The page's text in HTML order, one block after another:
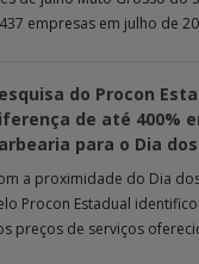
empresas em julho de
do Procon
de até 400%
para o Dia
a proximidade do Dia
Procon Estadual
preços de serviços